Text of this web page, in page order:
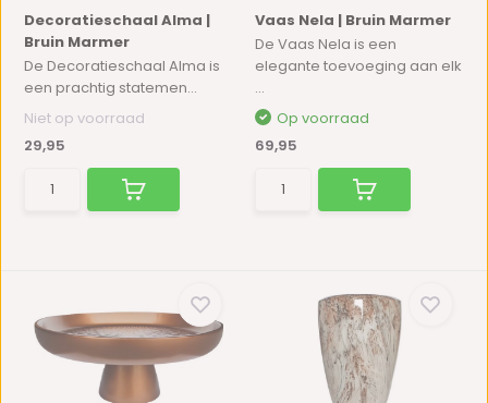
Decoratieschaal Alma |
Bruin Marmer
De Decoratieschaal Alma is
een prachtig statemen...
Niet op voorraad
29,95
Vaas Nela | Bruin Marmer
De Vaas Nela is een
elegante toevoeging aan elk
...
Op voorraad
69,95